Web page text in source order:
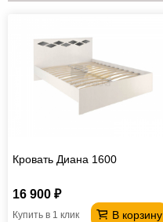
Кровать Диана 1600
16 900 ₽
В корзину
Купить в 1 клик